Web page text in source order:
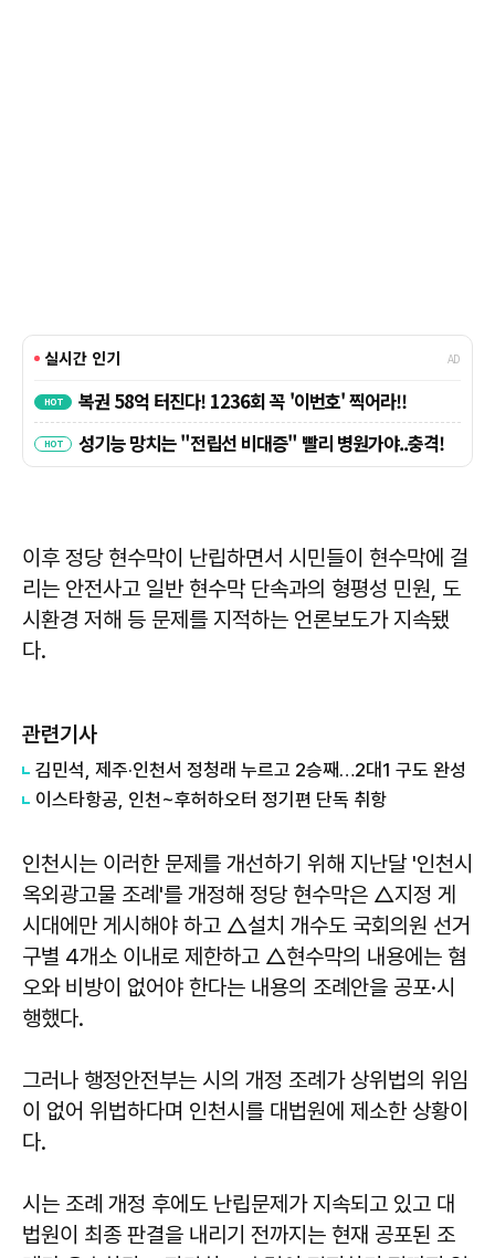
이후 정당 현수막이 난립하면서 시민들이 현수막에 걸
리는 안전사고 일반 현수막 단속과의 형평성 민원, 도
시환경 저해 등 문제를 지적하는 언론보도가 지속됐
다.
관련기사
김민석, 제주·인천서 정청래 누르고 2승째…2대1 구도 완성
이스타항공, 인천~후허하오터 정기편 단독 취항
인천시는 이러한 문제를 개선하기 위해 지난달 '인천시
옥외광고물 조례'를 개정해 정당 현수막은 △지정 게
시대에만 게시해야 하고 △설치 개수도 국회의원 선거
구별 4개소 이내로 제한하고 △현수막의 내용에는 혐
오와 비방이 없어야 한다는 내용의 조례안을 공포·시
행했다.
그러나 행정안전부는 시의 개정 조례가 상위법의 위임
이 없어 위법하다며 인천시를 대법원에 제소한 상황이
다.
시는 조례 개정 후에도 난립문제가 지속되고 있고 대
법원이 최종 판결을 내리기 전까지는 현재 공포된 조